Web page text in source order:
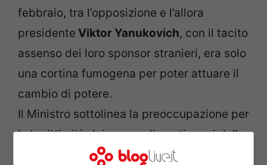
febbraio, tra l’opposizione e l’allora
presidente Viktor Yanukovich, con il tacito
assenso dei loro sponsor stranieri, era solo
una cortina fumogena per poter attuare il
cambio di potere.
Il Ministro sottolinea la preoccupazione per
la legittimità dei provvedimenti presi dalla
, il Parlamento ucraino, alcuni dei